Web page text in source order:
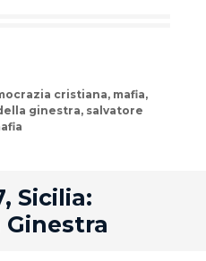
cristiana, mafia,
ginestra, salvatore
Sicilia: